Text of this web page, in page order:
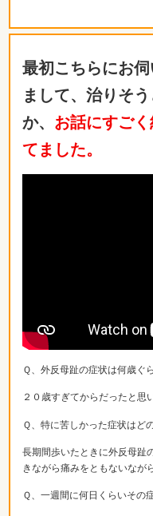
最初こちらにお
まして、治りそ
か、 お話にすご
てました。
Ｑ、外反母趾の症状は何歳ぐ
２０歳すぎてからだったと思
Ｑ、特に苦しかった症状はど
長期間歩いたときに外反母趾
きながら痛みをともないなが
Ｑ、一週間に何日くらいその